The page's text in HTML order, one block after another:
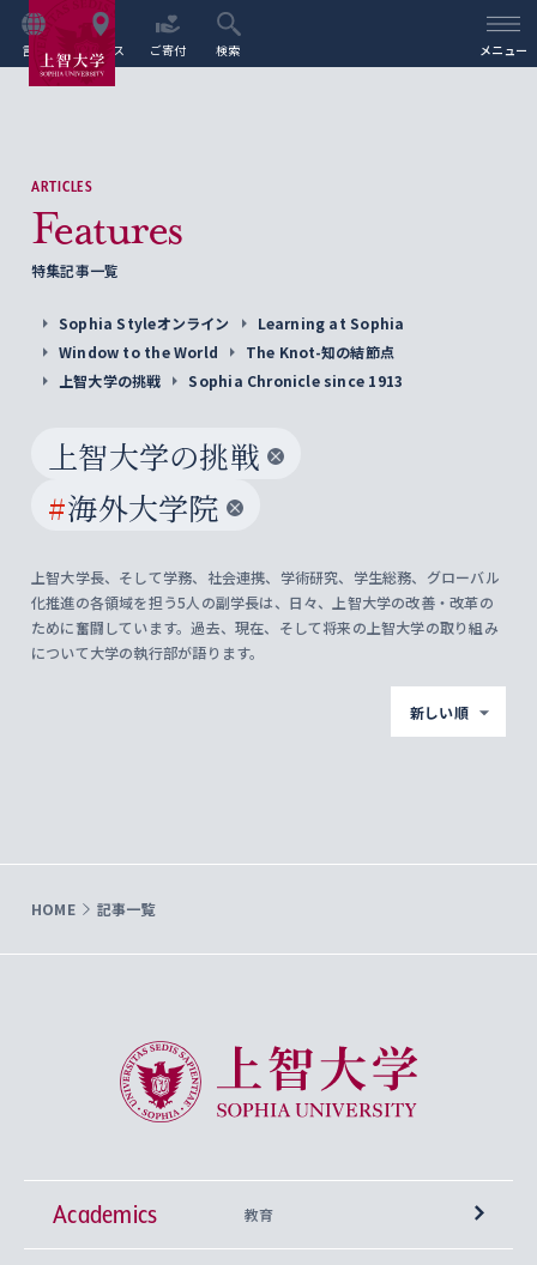
言語 アクセス ご寄付 検索 メニュー
ARTICLES
Features
特集記事一覧
Sophia Styleオンライン
Learning at Sophia
Window to the World
The Knot-知の結節点
上智大学の挑戦
Sophia Chronicle since 1913
上智大学の挑戦
#海外大学院
上智大学長、そして学務、社会連携、学術研究、学生総務、グローバル
化推進の各領域を担う5人の副学長は、日々、上智大学の改善・改革の
ために奮闘しています。過去、現在、そして将来の上智大学の取り組み
について大学の執行部が語ります。
新しい順
HOME 記事一覧
上智大学 Sophia University
Academics 教育